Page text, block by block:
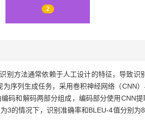
2
别方法通常依赖于人工设计的特征，导致
序列生成任务，采用卷积神经网络（CNN
码和解码两部分组成，编码部分使用CNN
3的情况下，识别准确率和BLEU-4值分别